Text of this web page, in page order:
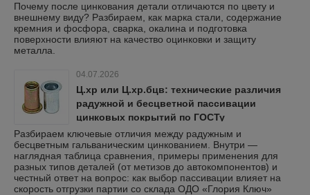
Почему после цинкования детали отличаются по цвету и
внешнему виду? Разбираем, как марка стали, содержание
кремния и фосфора, сварка, окалина и подготовка
поверхности влияют на качество оцинковки и защиту
металла.
04.07.2026
Ц.хр или Ц.хр.бцв: технические различия
радужной и бесцветной пассивации
цинковых покрытий по ГОСТу
Разбираем ключевые отличия между радужным и
бесцветным гальваническим цинкованием. Внутри —
наглядная таблица сравнения, примеры применения для
разных типов деталей (от метизов до автокомпонентов) и
честный ответ на вопрос: как выбор пассивации влияет на
скорость отгрузки партии со склада ОДО «Глория Ключ»